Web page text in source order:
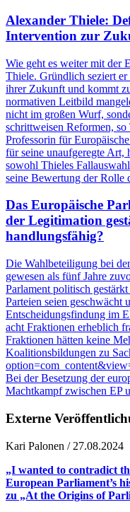
Alexander Thiele:
Intervention zur
Wie geht es weiter mit der
Thiele. Gründlich seziert
ihrer Zukunft und kommt
normativen Leitbild
nicht im großen Wurf,
schrittweisen Reformen,
Professorin für
für seine unaufgeregte
sowohl Thieles
seine Bewertung der Rolle
Das Europäische
der Legitimation
handlungsfähig?
Die Wahlbeteiligung bei
gewesen als fünf Jahre
Parlament politisch
Parteien seien geschwächt
Entscheidungsfindung im
acht Fraktionen erheblich
Fraktionen hätten keine
Koalitionsbildungen zu
Bei der Besetzung der
Machtkampf zwischen EP
Externe
Kari Palonen / 27.08.2024
„I wanted to contradict
European Parliament’s
zu „At the Origins of